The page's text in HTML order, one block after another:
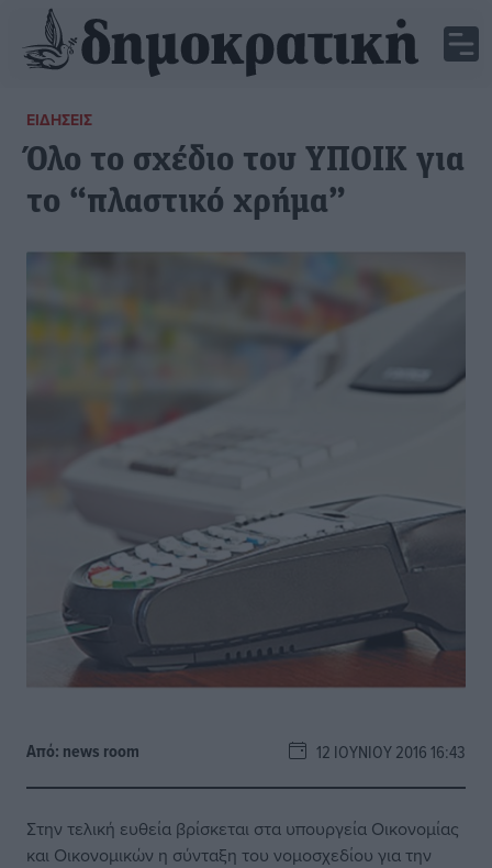
ΕΙΔΉΣΕΙΣ
Όλο το σχέδιο του ΥΠΟΙΚ για
το “πλαστικό χρήμα”
Από: news room 12 ΙΟΥΝΊΟΥ 2016 16:43
Στην τελική ευθεία βρίσκεται στα υπουργεία Οικονομίας
και Οικονομικών η σύνταξη του νομοσχεδίου για την